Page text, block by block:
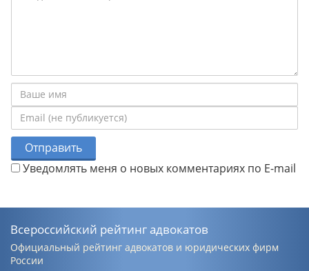
Отправить
Уведомлять меня о новых комментариях по E-mail
Всероссийский рейтинг адвокатов
Официальный рейтинг адвокатов и юридических фирм
России